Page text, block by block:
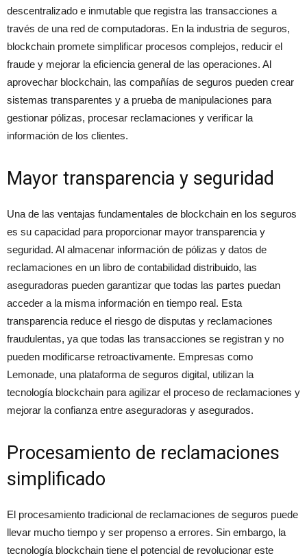
descentralizado e inmutable que registra las transacciones a
través de una red de computadoras. En la industria de seguros,
blockchain promete simplificar procesos complejos, reducir el
fraude y mejorar la eficiencia general de las operaciones. Al
aprovechar blockchain, las compañías de seguros pueden crear
sistemas transparentes y a prueba de manipulaciones para
gestionar pólizas, procesar reclamaciones y verificar la
información de los clientes.
Mayor transparencia y seguridad
Una de las ventajas fundamentales de blockchain en los seguros
es su capacidad para proporcionar mayor transparencia y
seguridad. Al almacenar información de pólizas y datos de
reclamaciones en un libro de contabilidad distribuido, las
aseguradoras pueden garantizar que todas las partes puedan
acceder a la misma información en tiempo real. Esta
transparencia reduce el riesgo de disputas y reclamaciones
fraudulentas, ya que todas las transacciones se registran y no
pueden modificarse retroactivamente. Empresas como
Lemonade, una plataforma de seguros digital, utilizan la
tecnología blockchain para agilizar el proceso de reclamaciones y
mejorar la confianza entre aseguradoras y asegurados.
Procesamiento de reclamaciones
simplificado
El procesamiento tradicional de reclamaciones de seguros puede
llevar mucho tiempo y ser propenso a errores. Sin embargo, la
tecnología blockchain tiene el potencial de revolucionar este